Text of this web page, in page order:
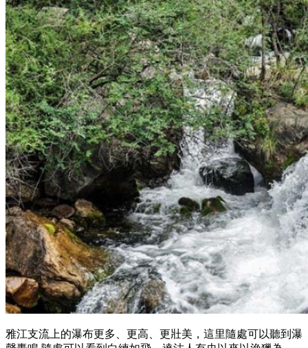
雅江支流上的瀑布更多、更高、更壯美，這里隨處可以聽到瀑